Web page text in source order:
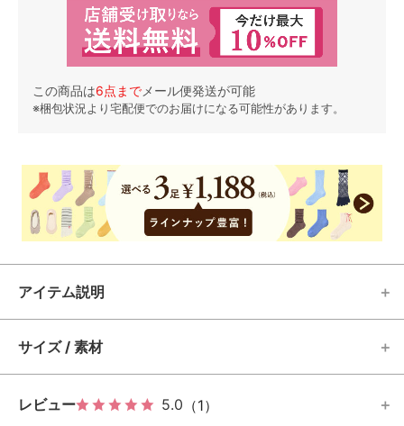
この商品は6点まで メール便発送が可能
※梱包状況より宅配便でのお届けになる可能性があります。
アイテム説明
サイズ / 素材
レビュー 5.0 （1）